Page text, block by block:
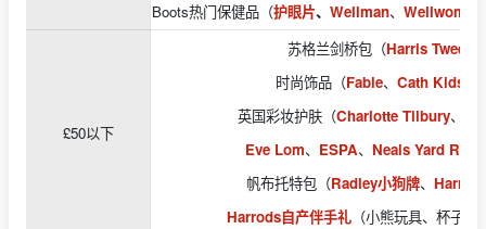
Boots热门保健品（护眼片、 Wellman、 Wellwomen
£50以下
苏格兰剑桥包（Harris Tweed
时尚饰品（Fable、 Cath Kidston
英国彩妆护肤（Charlotte Tilbury、
Eve Lom、 ESPA、 Neals Yard
帆布托特包（Radley小狗牌、
Harrods自产伴手礼 （小熊玩具、杯子